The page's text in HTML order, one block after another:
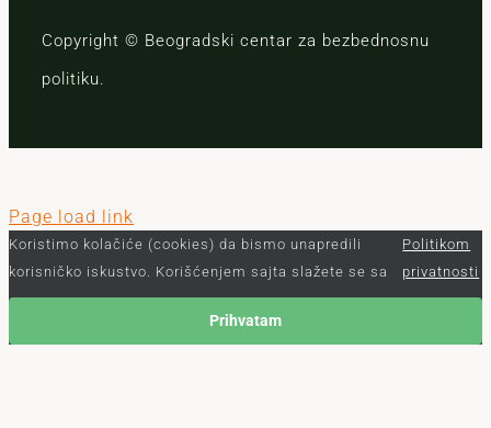
Copyright © Beogradski centar za bezbednosnu
politiku.
Page load link
Koristimo kolačiće (cookies) da bismo unapredili
korisničko iskustvo. Korišćenjem sajta slažete se sa
Politikom
privatnosti
Prihvatam